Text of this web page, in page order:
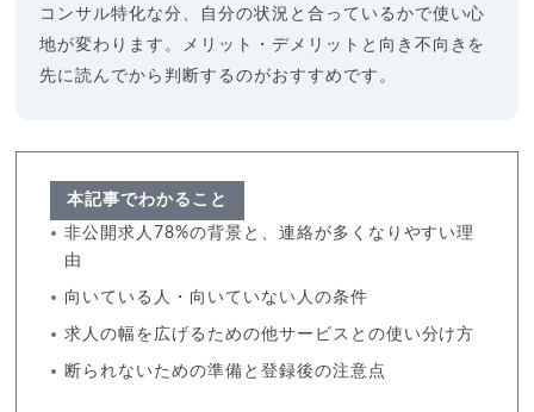
コンサル特化な分、自分の状況と合っているかで使い心
地が変わります。メリット・デメリットと向き不向きを
先に読んでから判断するのがおすすめです。
本記事でわかること
非公開求人78%の背景と、連絡が多くなりやすい理
由
向いている人・向いていない人の条件
求人の幅を広げるための他サービスとの使い分け方
断られないための準備と登録後の注意点